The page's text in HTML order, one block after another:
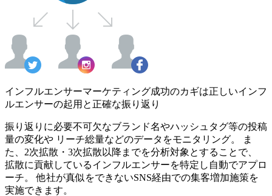
インフルエンサーマーケティング成功のカギは正しいインフ
ルエンサーの起用と正確な振り返り
振り返りに必要不可欠なブランド名やハッシュタグ等の投稿
量の変化や リーチ総量などのデータをモニタリング。 ま
た、2次拡散・3次拡散以降までを分析対象とすることで、
拡散に貢献しているインフルエンサーを特定し自動でアプロ
ーチ。 他社が真似をできないSNS経由での集客増加施策を
実施できます。